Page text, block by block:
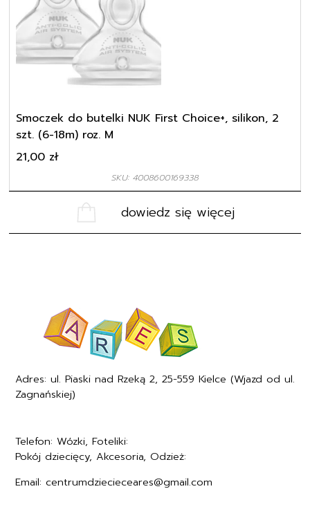
Smoczek do butelki NUK First Choice+, silikon, 2
szt. (6-18m) roz. M
SKU: 4008600169338
21,00 zł
dowiedz się więcej
Adres: ul. Piaski nad Rzeką 2, 25-559 Kielce (Wjazd od ul.
Zagnańskiej)
Telefon: Wózki, Foteliki:
Pokój dziecięcy, Akcesoria, Odzież:
Email: centrumdziecieceares@gmail.com